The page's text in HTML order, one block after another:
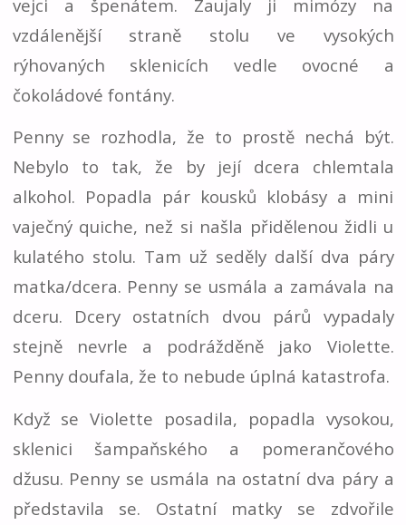
vejci a špenátem. Zaujaly ji mimózy na
vzdálenější straně stolu ve vysokých
rýhovaných sklenicích vedle ovocné a
čokoládové fontány.
Penny se rozhodla, že to prostě nechá být.
Nebylo to tak, že by její dcera chlemtala
alkohol. Popadla pár kousků klobásy a mini
vaječný quiche, než si našla přidělenou židli u
kulatého stolu. Tam už seděly další dva páry
matka/dcera. Penny se usmála a zamávala na
dceru. Dcery ostatních dvou párů vypadaly
stejně nevrle a podrážděně jako Violette.
Penny doufala, že to nebude úplná katastrofa.
Když se Violette posadila, popadla vysokou,
sklenici šampaňského a pomerančového
džusu. Penny se usmála na ostatní dva páry a
představila se. Ostatní matky se zdvořile